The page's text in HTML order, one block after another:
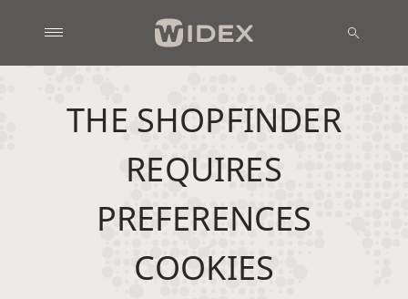
THE SHOPFINDER
REQUIRES
PREFERENCES
COOKIES